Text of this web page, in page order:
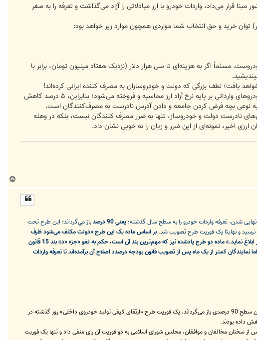
قرار می‌داد، واردات خودرو با ارز مبادلاتی را آزاد می‌گذاشت و تعرفه را به صفر
مسلماً اگر به هزینه‌ای تا سی هزار دلار (نزدیک هفتاد میلیون تومان، برابر با
این باره، سید محمد بیاتیان، عضو هیأت رئیسه کمیسیون صنایع و معادن مجلس اشاره کرده است که بهای خودروهای وارداتی بر پایه نرخ آزاد ارز محاسبه و فروخته می‌شود؛ بنابراین، ۵ درصد کاهش
به نوعی بچه فرض کردن جامعه و دادن آدرس نادرست به مصرف‌کنندگان است.
نادرست دولت و خودروساز، تنها به ضرر مصرف کنندگان نیست، بلکه در وهله
اخیر، نمونه‌ای از این ضرر و زیان را به خوبی نشان داد.
ا
يعني 90 درصد
باز مي‌گرداند؛ این طرح تحت
و نهایتا یک فوریت طرح تصویب شد. بر اساس ماده یک این طرح «دولت مکلف می‌شود ظرف
مدت سه ماه ساز و کارهای لازم جهت ارتقای سطح کیفی تولید خودروهای داخلی را تهیه و به کلیه تولیدکنندگان خودرو در داخل کشور ابلاغ نماید.» ماده دو طرح یادشده نیز که مهم‌ترین بند آن است، حکم به لغو «جزء «د» بند 15 قانون
این بند از قانون بودجه، تعرفه واردات خودرو از 90 در صد به 70 درصد کاهش یافت؛ اما نمایندگان کمتر از یک ماه پس از تصویب قانون بودجه درصدد اصلاح آن برآمده‌اند تا تعرفه واردات
دنیای اقتصاد - مجلس شورای اسلامی به یک فوریت طرحی رای داد که در صورت تصویب نهایی، تعرفه واردات خودرو به کشور را به همان سطح 90 درصدی باز می‌گرداند. یک فوریت طرح «ارتقای کیفی تولید خودروی داخلی» روز گذشته در
دو فوریتی تقدیم مجلس شده بود، اما پس از سخنان مخالفان و موافقان، مجلس شورای اسلامی به دو فوریت آن رای منفی داد و تنها یک فوریت